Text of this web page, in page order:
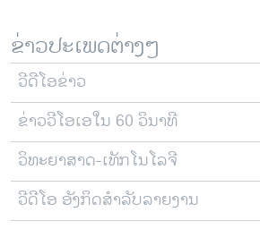
ຂ່າວປະເພດຕ່າງໆ
ວີດີໂອຂ່າວ
ຂ່າວວີໂອເອໃນ 60 ວິນາທີ
ວິທະຍາສາດ-ເທັກໂນໂລຈີ
ວີດີໂອ ອັງກິດສຳລັບລາຍງານ